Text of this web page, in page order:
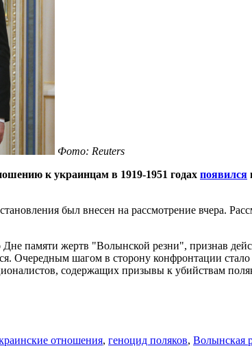
Фото: Reuters
к украинцам в 1919-1951 годах появился
был внесен на рассмотрение вчера.
Дне памяти жертв "Волынской резни", признав
Очередным шагом в сторону конфронтации
содержащих призывы к убийствам
отношения, геноцид поляков, Волынская